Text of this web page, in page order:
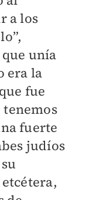
a los
unía
era la
fue
fuerte
judíos